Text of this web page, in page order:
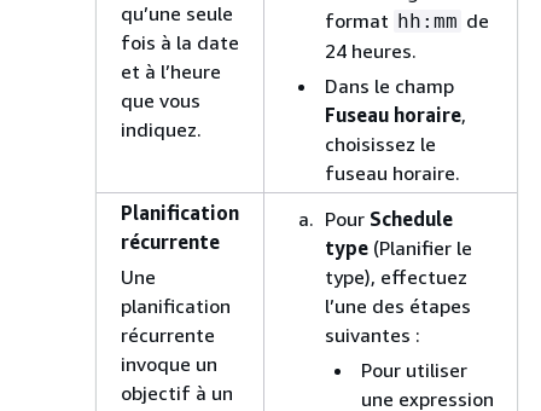
qu’une seule
fois à la date
et à l’heure
que vous
indiquez.
format hh:mm de
24 heures.
Dans le champ
Fuseau horaire,
choisissez le
fuseau horaire.
Planification
récurrente
Une
planification
récurrente
invoque un
objectif à un
Pour Schedule
type (Planifier le
type), effectuez
l’une des étapes
suivantes :
Pour utiliser
une expression